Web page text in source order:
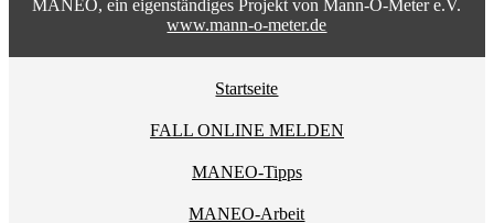
MANEO, ein eigenständiges Projekt von Mann-O-Meter e.V.
www.mann-o-meter.de
Startseite
FALL ONLINE MELDEN
MANEO-Tipps
MANEO-Arbeit